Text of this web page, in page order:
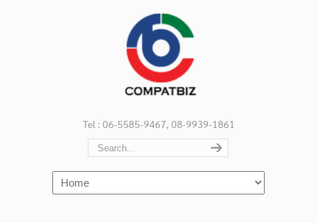
Tel : 06-5585-9467, 08-9939-1861
Navigation